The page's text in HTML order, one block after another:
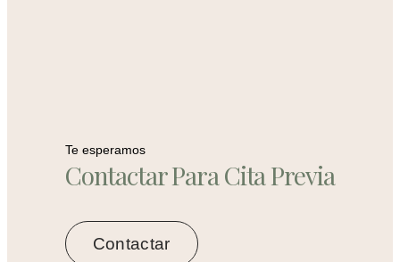
Te esperamos
Contactar Para Cita Previa
Contactar